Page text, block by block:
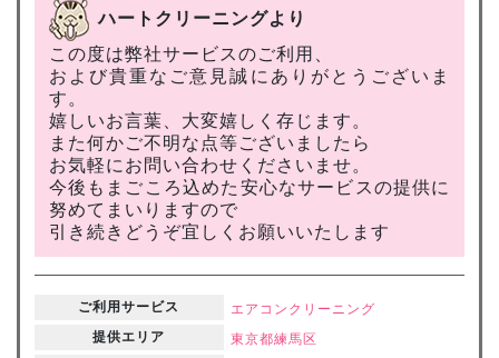
ハートクリーニングより
この度は弊社サービスのご利用、
および貴重なご意見誠にありがとうございま
す。
嬉しいお言葉、大変嬉しく存じます。
また何かご不明な点等ございましたら
お気軽にお問い合わせくださいませ。
今後もまごころ込めた安心なサービスの提供に
努めてまいりますので
引き続きどうぞ宜しくお願いいたします
ご利用サービス
エアコンクリーニング
提供エリア
東京都練馬区